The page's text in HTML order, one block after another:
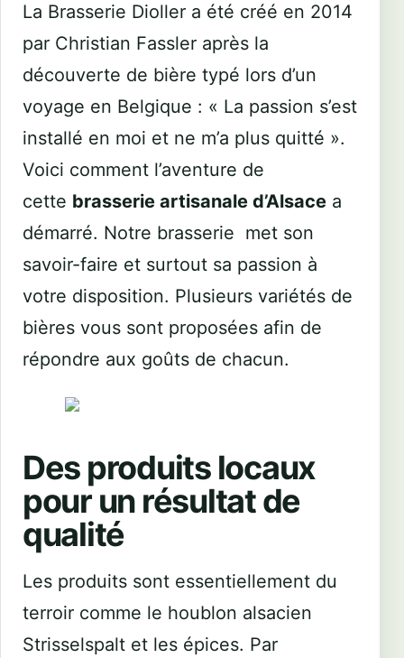
La Brasserie Dioller a été créé en 2014
par Christian Fassler après la
découverte de bière typé lors d’un
voyage en Belgique : « La passion s’est
installé en moi et ne m’a plus quitté ».
Voici comment l’aventure de
cette brasserie artisanale d’Alsace a
démarré. Notre brasserie met son
savoir-faire et surtout sa passion à
votre disposition. Plusieurs variétés de
bières vous sont proposées afin de
répondre aux goûts de chacun.
Des produits locaux
pour un résultat de
qualité
Les produits sont essentiellement du
terroir comme le houblon alsacien
Strisselspalt et les épices. Par